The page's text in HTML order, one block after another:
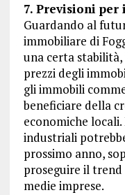
7. Previsioni per
Guardando al
immobiliare di
una certa stabilità,
prezzi degli
gli immobili
beneficiare della
economiche
industriali
prossimo anno,
proseguire il
medie imprese.